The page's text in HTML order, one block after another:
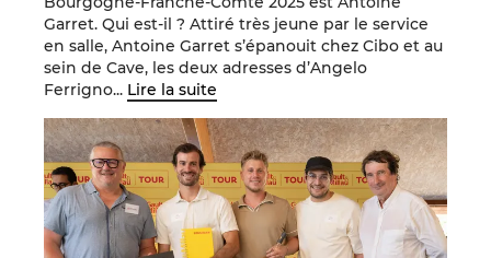
Garret. Qui est-il ? Attiré très jeune par le service
en salle, Antoine Garret s’épanouit chez Cibo et au
sein de Cave, les deux adresses d’Angelo
Ferrigno... Lire la suite